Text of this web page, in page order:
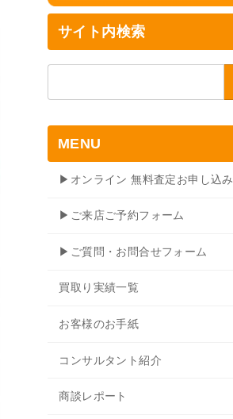
サイト内検索
索:
MENU
▶オンライン 無料査定お申し込み
▶ご来店ご予約フォーム
▶ご質問・お問合せフォーム
買取り実績一覧
お客様のお手紙
コンサルタント紹介
商談レポート